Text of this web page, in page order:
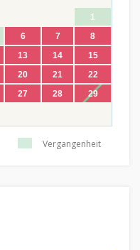
1
6 7
8
13 14
15
20 21
22
27 28
29
Vergangenheit